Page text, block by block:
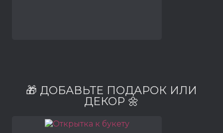
🎁 ДОБАВЬТЕ ПОДАРОК ИЛИ
ДЕКОР 🌼